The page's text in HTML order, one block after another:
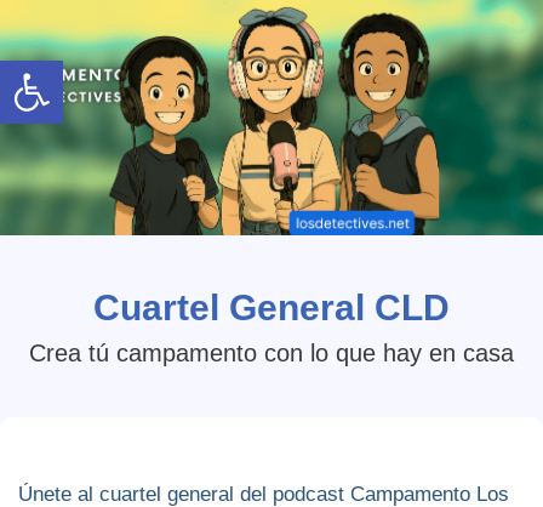
Cuartel General CLD
Crea tú campamento con lo que hay en casa
Únete al cuartel general del podcast Campamento Los
Abrir barra de herramientas